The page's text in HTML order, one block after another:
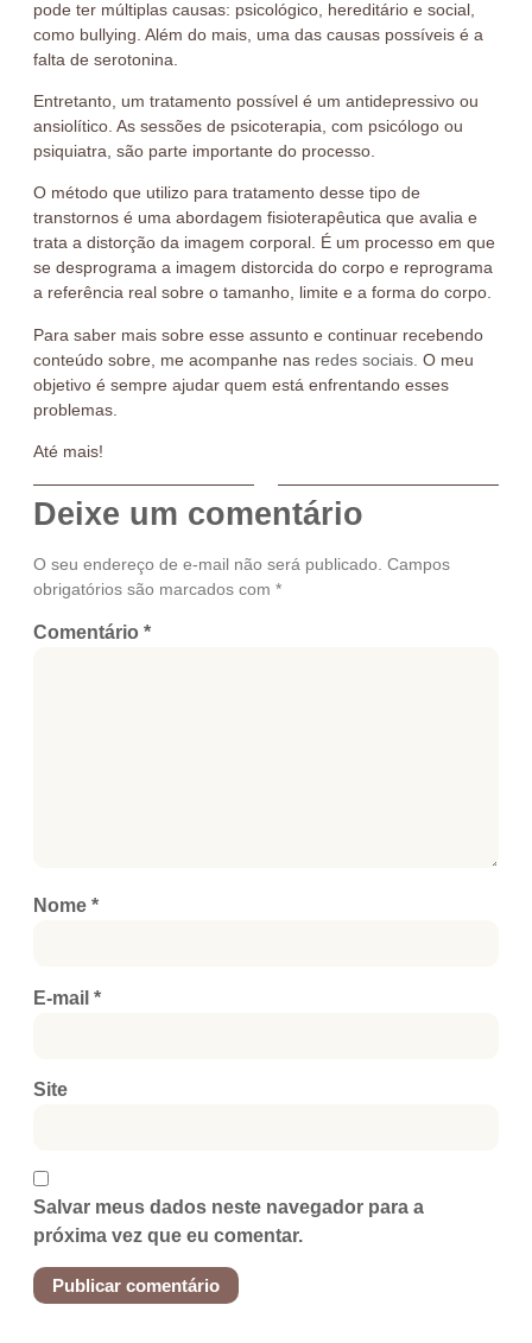
pode ter múltiplas causas: psicológico, hereditário e social,
como bullying. Além do mais, uma das causas possíveis é a
falta de serotonina.
Entretanto, um tratamento possível é um antidepressivo ou
ansiolítico. As sessões de psicoterapia, com psicólogo ou
psiquiatra, são parte importante do processo.
O método que utilizo para tratamento desse tipo de
transtornos é uma abordagem fisioterapêutica que avalia e
trata a distorção da imagem corporal. É um processo em que
se desprograma a imagem distorcida do corpo e reprograma
a referência real sobre o tamanho, limite e a forma do corpo.
Para saber mais sobre esse assunto e continuar recebendo
conteúdo sobre, me acompanhe nas redes sociais. O meu
objetivo é sempre ajudar quem está enfrentando esses
problemas.
Até mais!
Deixe um comentário
O seu endereço de e-mail não será publicado. Campos
obrigatórios são marcados com *
Comentário *
Nome *
E-mail *
Site
Salvar meus dados neste navegador para a
próxima vez que eu comentar.